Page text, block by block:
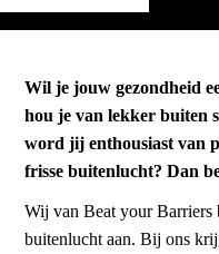
Wil je jouw gezondheid
hou je van lekker buiten
word jij enthousiast van
frisse buitenlucht? Dan
Wij van Beat your Barriers
buitenlucht aan. Bij ons